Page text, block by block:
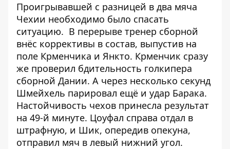
Проигрывавшей с разницей в два мяча
Чехии необходимо было спасать
ситуацию. В перерыве тренер сборной
внёс коррективы в состав, выпустив на
поле Крменчика и Янкто. Крменчик сразу
же проверил бдительность голкипера
сборной Дании. А через несколько секунд
Шмейхель парировал ещё и удар Барака.
Настойчивость чехов принесла результат
на 49-й минуте. Цоуфал справа отдал в
штрафную, и Шик, опередив опекуна,
отправил мяч в левый нижний угол.